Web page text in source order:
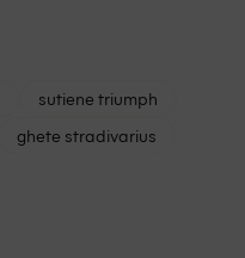
sutiene triumph
ghete stradivarius